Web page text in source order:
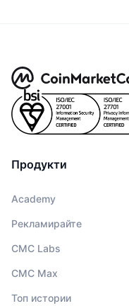
Продукти
Academy
Рекламирайте
CMC Labs
CMC Max
Топ истории